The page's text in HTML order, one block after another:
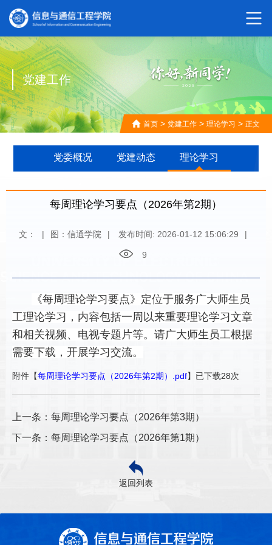
党建工作
首页 > 党建工作 > 理论学习 > 正文
党委概况 党建动态 理论学习
每周理论学习要点（2026年第2期）
文： | 图：信通学院 | 发布时间: 2026-01-12 15:06:29 |
9
《每周理论学习要点》定位于服务广大师生员
工理论学习，内容包括一周以来重要理论学习文章
和相关视频、电视专题片等。请广大师生员工根据
需要下载，开展学习交流。
附件【每周理论学习要点（2026年第2期）.pdf】已下载28次
上一条：每周理论学习要点（2026年第3期）
下一条：每周理论学习要点（2026年第1期）
返回列表